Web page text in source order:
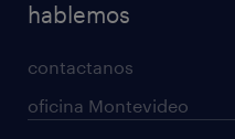
hablemos
contactanos
oficina Montevideo